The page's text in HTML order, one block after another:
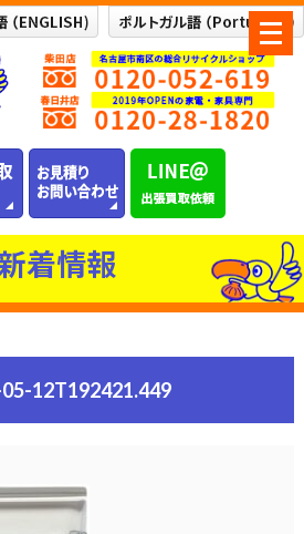
メ
ニ
ュ
ー
着情報
12T192421.449